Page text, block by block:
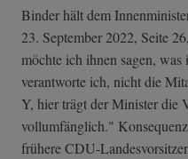
Binder hält dem
23. September 2022, Seite
möchte ich ihnen sagen,
verantworte ich, nicht die
Y, hier trägt der Minister die
vollumfänglich."
frühere CDU-